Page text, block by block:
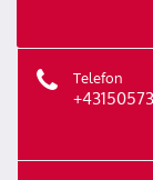
Telefon